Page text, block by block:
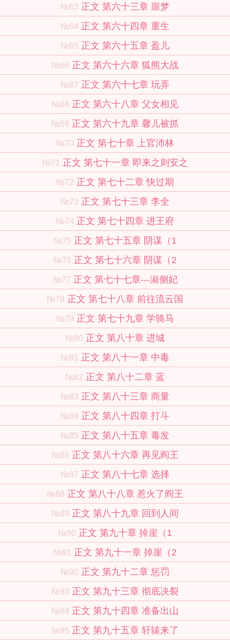
№63 正文 第六十三章 噩梦
№64 正文 第六十四章 重生
№65 正文 第六十五章 盈儿
№66 正文 第六十六章 狐熊大战
№67 正文 第六十七章 玩弄
№68 正文 第六十八章 父女相见
№69 正文 第六十九章 馨儿被抓
№70 正文 第七十章 上官沛林
№71 正文 第七十一章 即来之则安之
№72 正文 第七十二章 快过期
№73 正文 第七十三章 李全
№74 正文 第七十四章 进王府
№75 正文 第七十五章 阴谋（1
№76 正文 第七十六章 阴谋（2
№77 正文 第七十七章---淑侧妃
№78 正文 第七十八章 前往流云国
№79 正文 第七十九章 学骑马
№80 正文 第八十章 进城
№81 正文 第八十一章 中毒
№82 正文 第八十二章 蓝
№83 正文 第八十三章 商量
№84 正文 第八十四章 打斗
№85 正文 第八十五章 毒发
№86 正文 第八十六章 再见阎王
№87 正文 第八十七章 选择
№88 正文 第八十八章 惹火了阎王
№89 正文 第八十九章 回到人间
№90 正文 第九十章 掉崖（1
№91 正文 第九十一章 掉崖（2
№92 正文 第九十二章 惩罚
№93 正文 第九十三章 彻底决裂
№94 正文 第九十四章 准备出山
№95 正文 第九十五章 轩辕来了